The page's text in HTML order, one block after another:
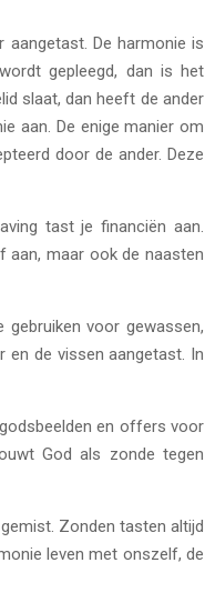
De harmonie is
gepleegd, dan is het
slaat, dan heeft de ander
aan. De enige manier om
door de ander. Deze
tast je financiën aan.
aan, maar ook de naasten
voor gewassen,
en de vissen aangetast. In
en offers voor
God als zonde tegen
Zonden tasten altijd
leven met onszelf, de